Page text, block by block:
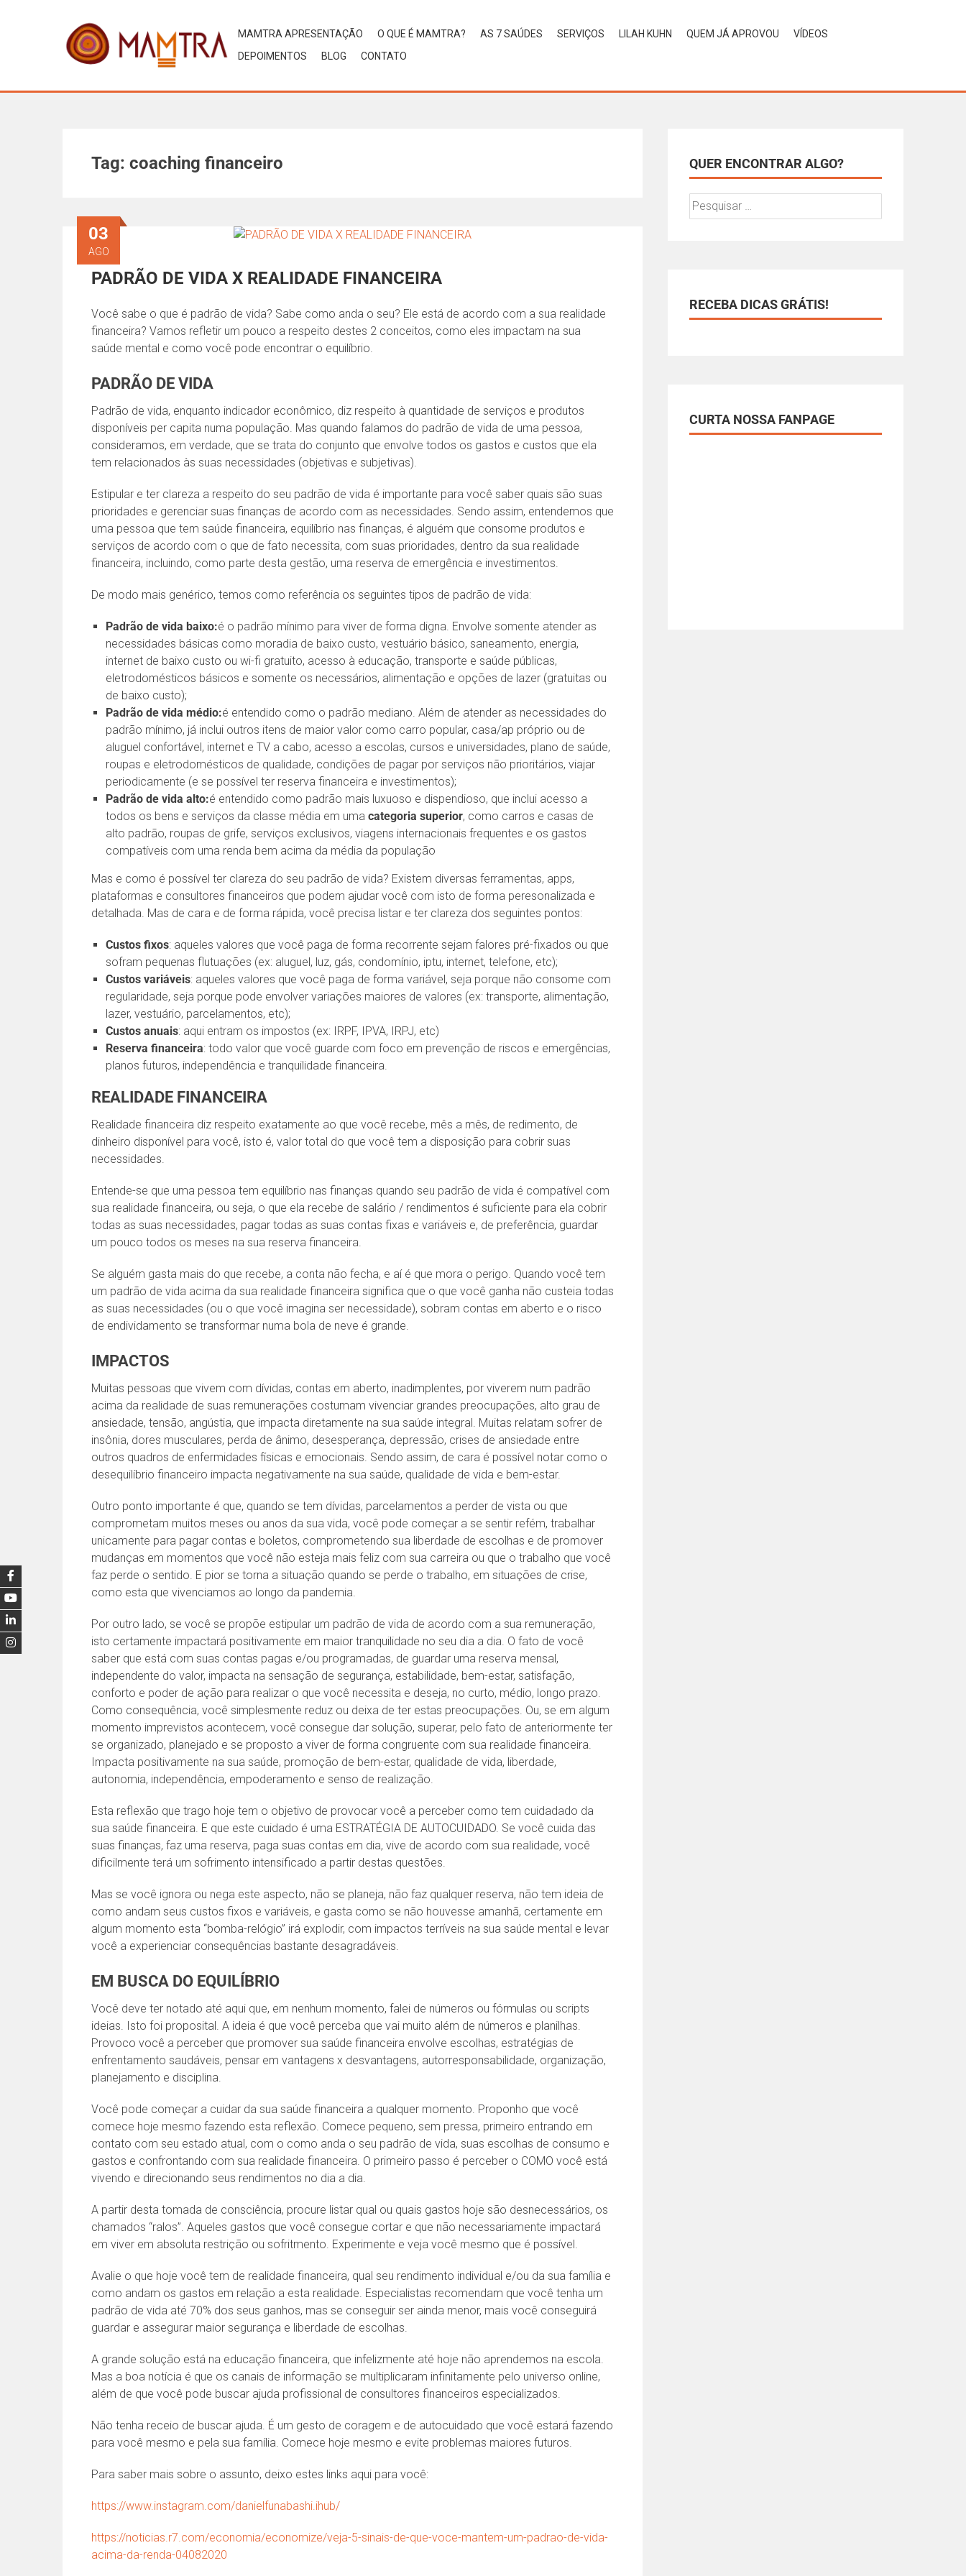
MAMTRA APRESENTAÇÃO O QUE É MAMTRA? AS 7 SAÚDES SERVIÇOS LILAH KUHN QUEM JÁ APROVOU
VÍDEOS
DEPOIMENTOS
BLOG CONTATO
Tag: coaching financeiro
PADRÃO DE VIDA X REALIDADE FINANCEIRA
03
AGO
Você sabe o que é padrão de vida? Sabe como anda o seu? Ele está de acordo com a sua realidade
financeira? Vamos refletir um pouco a respeito destes 2 conceitos, como eles impactam na sua
saúde mental e como você pode encontrar o equilíbrio.
PADRÃO DE VIDA
Padrão de vida, enquanto indicador econômico, diz respeito à quantidade de serviços e produtos
disponíveis per capita numa população. Mas quando falamos do padrão de vida de uma pessoa,
consideramos, em verdade, que se trata do conjunto que envolve todos os gastos e custos que ela
tem relacionados às suas necessidades (objetivas e subjetivas).
Estipular e ter clareza a respeito do seu padrão de vida é importante para você saber quais são suas
prioridades e gerenciar suas finanças de acordo com as necessidades. Sendo assim, entendemos que
uma pessoa que tem saúde financeira, equilíbrio nas finanças, é alguém que consome produtos e
serviços de acordo com o que de fato necessita, com suas prioridades, dentro da sua realidade
financeira, incluindo, como parte desta gestão, uma reserva de emergência e investimentos.
De modo mais genérico, temos como referência os seguintes tipos de padrão de vida:
Padrão de vida baixo:é o padrão mínimo para viver de forma digna. Envolve somente atender as
necessidades básicas como moradia de baixo custo, vestuário básico, saneamento, energia,
internet de baixo custo ou wi-fi gratuito, acesso à educação, transporte e saúde públicas,
eletrodomésticos básicos e somente os necessários, alimentação e opções de lazer (gratuitas ou
de baixo custo);
Padrão de vida médio:é entendido como o padrão mediano. Além de atender as necessidades do
padrão mínimo, já inclui outros itens de maior valor como carro popular, casa/ap próprio ou de
aluguel confortável, internet e TV a cabo, acesso a escolas, cursos e universidades, plano de saúde,
roupas e eletrodomésticos de qualidade, condições de pagar por serviços não prioritários, viajar
periodicamente (e se possível ter reserva financeira e investimentos);
Padrão de vida alto:é entendido como padrão mais luxuoso e dispendioso, que inclui acesso a
todos os bens e serviços da classe média em uma categoria superior, como carros e casas de
alto padrão, roupas de grife, serviços exclusivos, viagens internacionais frequentes e os gastos
compatíveis com uma renda bem acima da média da população
Mas e como é possível ter clareza do seu padrão de vida? Existem diversas ferramentas, apps,
plataformas e consultores financeiros que podem ajudar você com isto de forma peresonalizada e
detalhada. Mas de cara e de forma rápida, você precisa listar e ter clareza dos seguintes pontos:
Custos fixos: aqueles valores que você paga de forma recorrente sejam falores pré-fixados ou que
sofram pequenas flutuações (ex: aluguel, luz, gás, condomínio, iptu, internet, telefone, etc);
Custos variáveis: aqueles valores que você paga de forma variável, seja porque não consome com
regularidade, seja porque pode envolver variações maiores de valores (ex: transporte, alimentação,
lazer, vestuário, parcelamentos, etc);
Custos anuais: aqui entram os impostos (ex: IRPF, IPVA, IRPJ, etc)
Reserva financeira: todo valor que você guarde com foco em prevenção de riscos e emergências,
planos futuros, independência e tranquilidade financeira.
REALIDADE FINANCEIRA
Realidade financeira diz respeito exatamente ao que você recebe, mês a mês, de redimento, de
dinheiro disponível para você, isto é, valor total do que você tem a disposição para cobrir suas
necessidades.
Entende-se que uma pessoa tem equilíbrio nas finanças quando seu padrão de vida é compatível com
sua realidade financeira, ou seja, o que ela recebe de salário / rendimentos é suficiente para ela cobrir
todas as suas necessidades, pagar todas as suas contas fixas e variáveis e, de preferência, guardar
um pouco todos os meses na sua reserva financeira.
Se alguém gasta mais do que recebe, a conta não fecha, e aí é que mora o perigo. Quando você tem
um padrão de vida acima da sua realidade financeira significa que o que você ganha não custeia todas
as suas necessidades (ou o que você imagina ser necessidade), sobram contas em aberto e o risco
de endividamento se transformar numa bola de neve é grande.
IMPACTOS
Muitas pessoas que vivem com dívidas, contas em aberto, inadimplentes, por viverem num padrão
acima da realidade de suas remunerações costumam vivenciar grandes preocupações, alto grau de
ansiedade, tensão, angústia, que impacta diretamente na sua saúde integral. Muitas relatam sofrer de
insônia, dores musculares, perda de ânimo, desesperança, depressão, crises de ansiedade entre
outros quadros de enfermidades físicas e emocionais. Sendo assim, de cara é possível notar como o
desequilíbrio financeiro impacta negativamente na sua saúde, qualidade de vida e bem-estar.
Outro ponto importante é que, quando se tem dívidas, parcelamentos a perder de vista ou que
comprometam muitos meses ou anos da sua vida, você pode começar a se sentir refém, trabalhar
unicamente para pagar contas e boletos, comprometendo sua liberdade de escolhas e de promover
mudanças em momentos que você não esteja mais feliz com sua carreira ou que o trabalho que você
faz perde o sentido. E pior se torna a situação quando se perde o trabalho, em situações de crise,
como esta que vivenciamos ao longo da pandemia.
Por outro lado, se você se propõe estipular um padrão de vida de acordo com a sua remuneração,
isto certamente impactará positivamente em maior tranquilidade no seu dia a dia. O fato de você
saber que está com suas contas pagas e/ou programadas, de guardar uma reserva mensal,
independente do valor, impacta na sensação de segurança, estabilidade, bem-estar, satisfação,
conforto e poder de ação para realizar o que você necessita e deseja, no curto, médio, longo prazo.
Como consequência, você simplesmente reduz ou deixa de ter estas preocupações. Ou, se em algum
momento imprevistos acontecem, você consegue dar solução, superar, pelo fato de anteriormente ter
se organizado, planejado e se proposto a viver de forma congruente com sua realidade financeira.
Impacta positivamente na sua saúde, promoção de bem-estar, qualidade de vida, liberdade,
autonomia, independência, empoderamento e senso de realização.
Esta reflexão que trago hoje tem o objetivo de provocar você a perceber como tem cuidadado da
sua saúde financeira. E que este cuidado é uma ESTRATÉGIA DE AUTOCUIDADO. Se você cuida das
suas finanças, faz uma reserva, paga suas contas em dia, vive de acordo com sua realidade, você
dificilmente terá um sofrimento intensificado a partir destas questões.
Mas se você ignora ou nega este aspecto, não se planeja, não faz qualquer reserva, não tem ideia de
como andam seus custos fixos e variáveis, e gasta como se não houvesse amanhã, certamente em
algum momento esta “bomba-relógio” irá explodir, com impactos terríveis na sua saúde mental e levar
você a experienciar consequências bastante desagradáveis.
EM BUSCA DO EQUILÍBRIO
Você deve ter notado até aqui que, em nenhum momento, falei de números ou fórmulas ou scripts
ideias. Isto foi proposital. A ideia é que você perceba que vai muito além de números e planilhas.
Provoco você a perceber que promover sua saúde financeira envolve escolhas, estratégias de
enfrentamento saudáveis, pensar em vantagens x desvantagens, autorresponsabilidade, organização,
planejamento e disciplina.
Você pode começar a cuidar da sua saúde financeira a qualquer momento. Proponho que você
comece hoje mesmo fazendo esta reflexão. Comece pequeno, sem pressa, primeiro entrando em
contato com seu estado atual, com o como anda o seu padrão de vida, suas escolhas de consumo e
gastos e confrontando com sua realidade financeira. O primeiro passo é perceber o COMO você está
vivendo e direcionando seus rendimentos no dia a dia.
A partir desta tomada de consciência, procure listar qual ou quais gastos hoje são desnecessários, os
chamados “ralos”. Aqueles gastos que você consegue cortar e que não necessariamente impactará
em viver em absoluta restrição ou sofritmento. Experimente e veja você mesmo que é possível.
Avalie o que hoje você tem de realidade financeira, qual seu rendimento individual e/ou da sua família e
como andam os gastos em relação a esta realidade. Especialistas recomendam que você tenha um
padrão de vida até 70% dos seus ganhos, mas se conseguir ser ainda menor, mais você conseguirá
guardar e assegurar maior segurança e liberdade de escolhas.
A grande solução está na educação financeira, que infelizmente até hoje não aprendemos na escola.
Mas a boa notícia é que os canais de informação se multiplicaram infinitamente pelo universo online,
além de que você pode buscar ajuda profissional de consultores financeiros especializados.
Não tenha receio de buscar ajuda. É um gesto de coragem e de autocuidado que você estará fazendo
para você mesmo e pela sua família. Comece hoje mesmo e evite problemas maiores futuros.
Para saber mais sobre o assunto, deixo estes links aqui para você:
https://www.instagram.com/danielfunabashi.ihub/
https://noticias.r7.com/economia/economize/veja-5-sinais-de-que-voce-mantem-um-padrao-de-vida-
acima-da-renda-04082020
QUER ENCONTRAR ALGO?
RECEBA DICAS GRÁTIS!
CURTA NOSSA FANPAGE